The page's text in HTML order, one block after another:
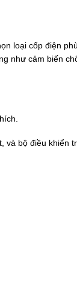
loại cốp điện
như cảm biến
bộ điều khiển